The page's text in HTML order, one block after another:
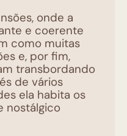
onde a
e coerente
como muitas
e, por fim,
transbordando
de vários
ela habita os
nostálgico